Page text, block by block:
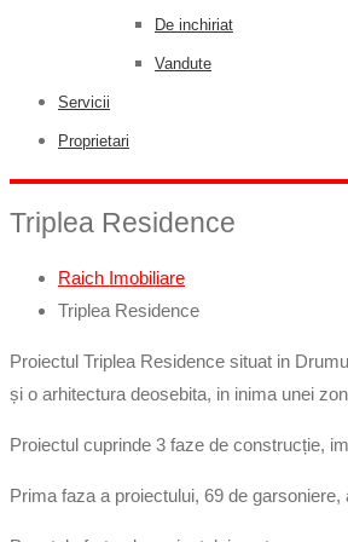
De inchiriat
Vandute
Servicii
Proprietari
Triplea Residence
Raich Imobiliare
Triplea Residence
Proiectul Triplea Residence situat in
și o arhitectura deosebita, in inima unei
Proiectul cuprinde 3 faze de construcție,
Prima faza a proiectului, 69 de